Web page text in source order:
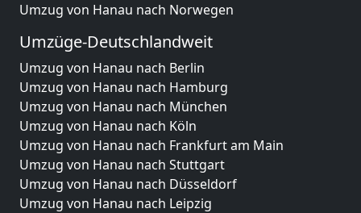
Umzug von Hanau nach Norwegen
Umzüge-Deutschlandweit
Umzug von Hanau nach Berlin
Umzug von Hanau nach Hamburg
Umzug von Hanau nach München
Umzug von Hanau nach Köln
Umzug von Hanau nach Frankfurt am Main
Umzug von Hanau nach Stuttgart
Umzug von Hanau nach Düsseldorf
Umzug von Hanau nach Leipzig